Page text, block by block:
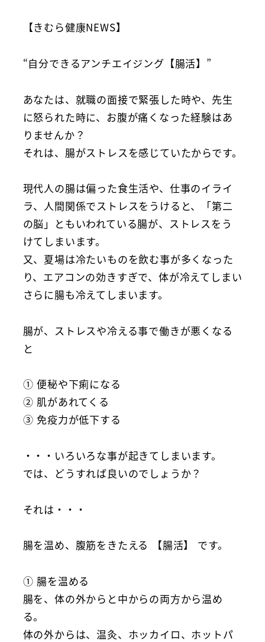
【きむら健康NEWS】
“自分できるアンチエイジング【腸活】”
あなたは、就職の面接で緊張した時や、先生
に怒られた時に、お腹が痛くなった経験はあ
りませんか？
それは、腸がストレスを感じていたからです。
現代人の腸は偏った食生活や、仕事のイライ
ラ、人間関係でストレスをうけると、「第二
の脳」ともいわれている腸が、ストレスをう
けてしまいます。
又、夏場は冷たいものを飲む事が多くなった
り、エアコンの効きすぎで、体が冷えてしまい
さらに腸も冷えてしまいます。
腸が、ストレスや冷える事で働きが悪くなる
と
① 便秘や下痢になる
② 肌があれてくる
③ 免疫力が低下する
・・・いろいろな事が起きてしまいます。
では、どうすれば良いのでしょうか？
それは・・・
腸を温め、腹筋をきたえる 【腸活】 です。
① 腸を温める
腸を、体の外からと中からの両方から温め
る。
体の外からは、温灸、ホッカイロ、ホットパ